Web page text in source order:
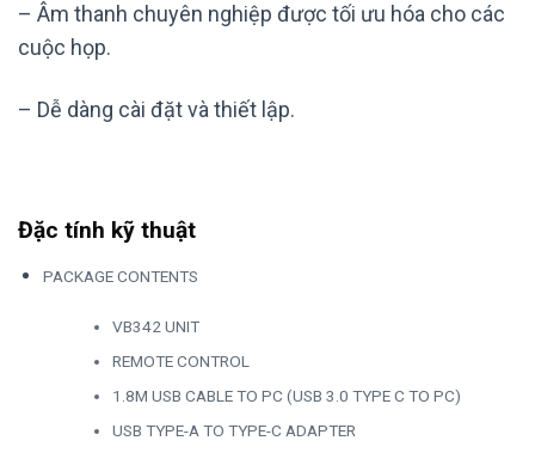
– Âm thanh chuyên nghiệp được tối ưu hóa cho các
cuộc họp.
– Dễ dàng cài đặt và thiết lập.
Đặc tính kỹ thuật
PACKAGE CONTENTS
VB342 UNIT
REMOTE CONTROL
1.8M USB CABLE TO PC (USB 3.0 TYPE C TO PC)
USB TYPE-A TO TYPE-C ADAPTER